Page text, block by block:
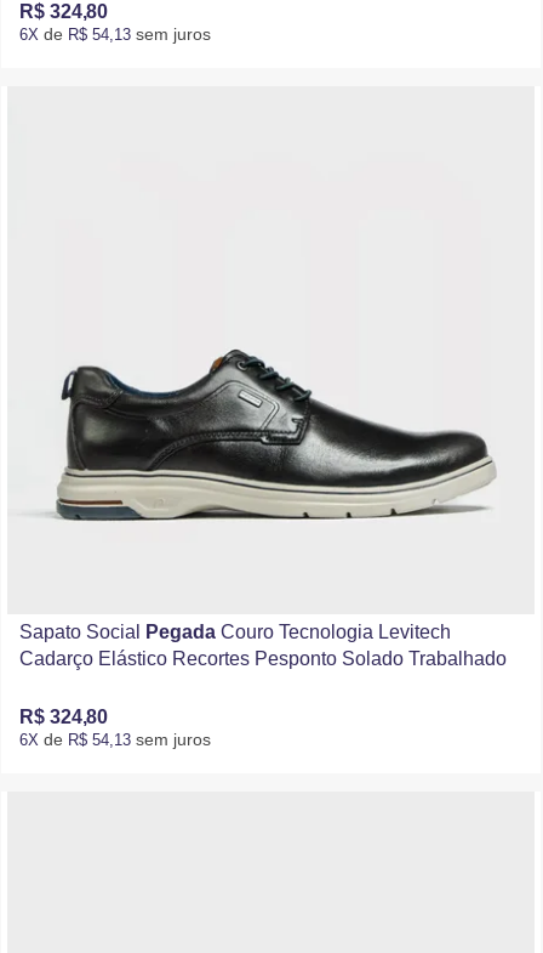
R$ 324,80
6X de R$ 54,13 sem juros
Sapato Social Pegada Couro Tecnologia Levitech
Cadarço Elástico Recortes Pesponto Solado Trabalhado
R$ 324,80
6X de R$ 54,13 sem juros